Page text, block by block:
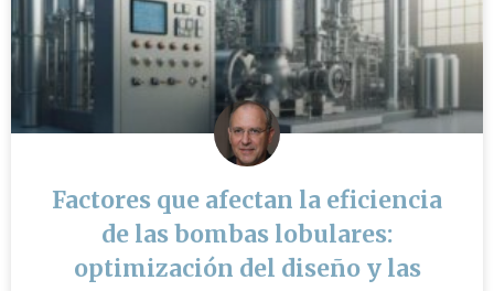
Factores que afectan la eficiencia
de las bombas lobulares:
optimización del diseño y las